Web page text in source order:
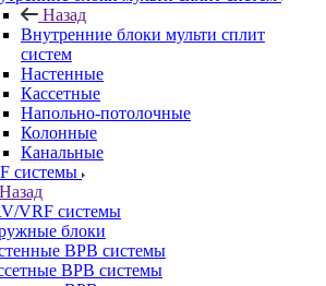
Назад
Внутренние блоки мульти сплит
систем
Настенные
Кассетные
Напольно-потолочные
Колонные
Канальные
системы
Назад
VRF системы
блоки
ВРВ системы
ВРВ системы